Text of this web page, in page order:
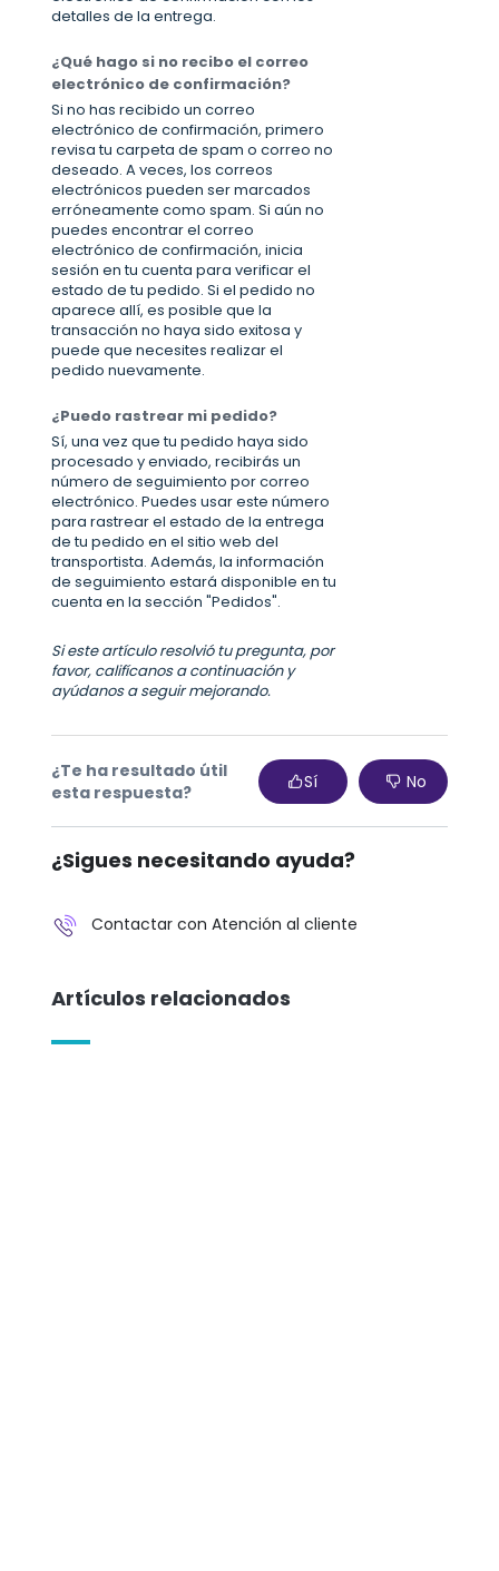
detalles de la entrega.
¿Qué hago si no recibo el correo
electrónico de confirmación?
Si no has recibido un correo
electrónico de confirmación, primero
revisa tu carpeta de spam o correo no
deseado. A veces, los correos
electrónicos pueden ser marcados
erróneamente como spam. Si aún no
puedes encontrar el correo
electrónico de confirmación, inicia
sesión en tu cuenta para verificar el
estado de tu pedido. Si el pedido no
aparece allí, es posible que la
transacción no haya sido exitosa y
puede que necesites realizar el
pedido nuevamente.
¿Puedo rastrear mi pedido?
Sí, una vez que tu pedido haya sido
procesado y enviado, recibirás un
número de seguimiento por correo
electrónico. Puedes usar este número
para rastrear el estado de la entrega
de tu pedido en el sitio web del
transportista. Además, la información
de seguimiento estará disponible en tu
cuenta en la sección "Pedidos".
Si este artículo resolvió tu pregunta, por
favor, califícanos a continuación y
ayúdanos a seguir mejorando.
¿Te ha resultado útil
esta respuesta?
Sí No
¿Sigues necesitando ayuda?
Contactar con Atención al cliente
Artículos relacionados